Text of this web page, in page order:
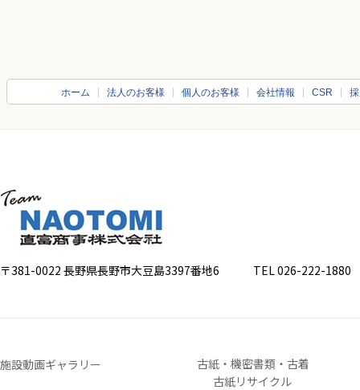
ホーム 法人のお客様 個人のお客様 会社情報 CSR
〒381-0022 長野県長野市大豆島3397番地6 TEL 026-222-1880
施設動画ギャラリー
古紙・機密書類・古着
古紙リサイクル